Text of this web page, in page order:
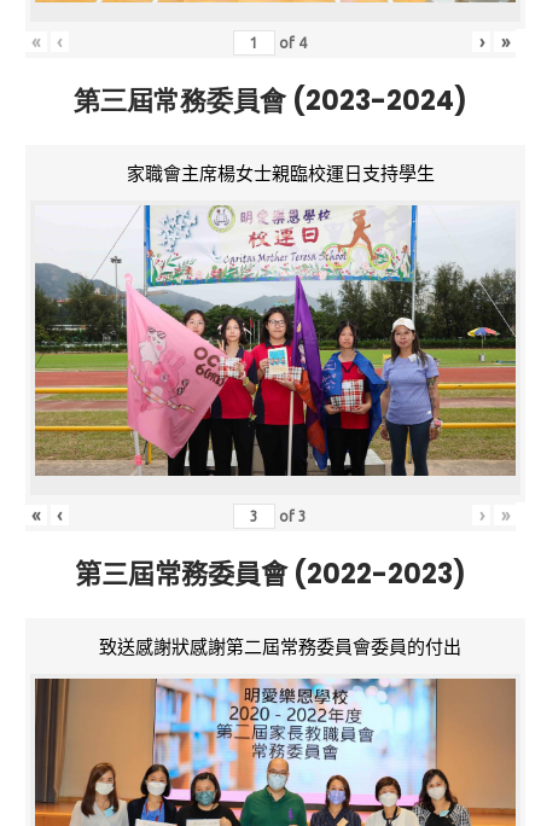
« ‹ of 4 › »
第三屆常務委員會 (2023-2024)
家職會主席楊女士親臨校運日支持學生
« ‹ of3 › »
第三屆常務委員會 (2022-2023)
致送感謝狀感謝第二屆常務委員會委員的付出